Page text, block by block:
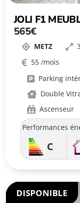
JOLI F1
PARKING
565€
METZ
55
Parking
Double
Ascenseur
Performances
C
DISPONIBLE